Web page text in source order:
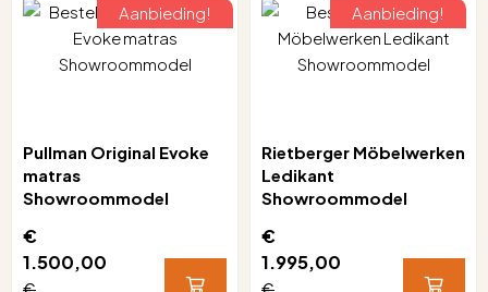
Aanbieding!
Pullman Original Evoke
matras
Showroommodel
€
1.500,00
€
Aanbieding!
Rietberger Möbelwerken
Ledikant
Showroommodel
€
1.995,00
€